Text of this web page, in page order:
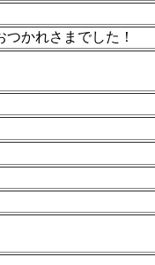
かれさまでした！